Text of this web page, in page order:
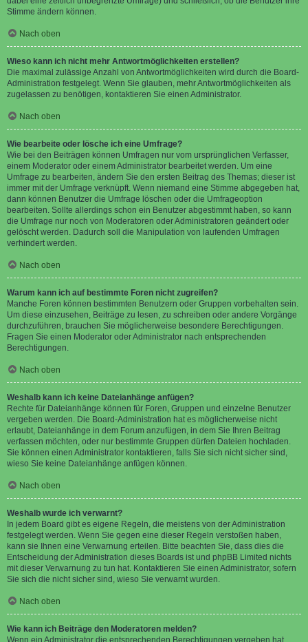
Stimme ändern können.
Nach oben
Wieso kann ich nicht mehr Antwortmöglichkeiten erstellen?
Die maximal zulässige Anzahl von Antwortmöglichkeiten wird durch die Board-
Administration festgelegt. Wenn Sie glauben, mehr Antwortmöglichkeiten als
zugelassen zu benötigen, kontaktieren Sie einen Administrator.
Nach oben
Wie bearbeite oder lösche ich eine Umfrage?
Wie bei den Beiträgen können Umfragen nur vom ursprünglichen Verfasser,
einem Moderator oder einem Administrator bearbeitet werden. Um eine
Umfrage zu bearbeiten, ändern Sie den ersten Beitrag des Themas; dieser ist
immer mit der Umfrage verknüpft. Wenn niemand eine Stimme abgegeben hat,
dann können Benutzer die Umfrage löschen oder die Umfrageoption
bearbeiten. Sollte allerdings schon ein Benutzer abgestimmt haben, so kann
die Umfrage nur noch von Moderatoren oder Administratoren geändert oder
gelöscht werden. Dadurch soll die Manipulation von laufenden Umfragen
verhindert werden.
Nach oben
Warum kann ich auf bestimmte Foren nicht zugreifen?
Manche Foren können bestimmten Benutzern oder Gruppen vorbehalten sein.
Um diese einzusehen, Beiträge zu lesen, zu schreiben oder andere Vorgänge
durchzuführen, brauchen Sie möglicherweise besondere Berechtigungen.
Fragen Sie einen Moderator oder Administrator nach entsprechenden
Berechtigungen.
Nach oben
Weshalb kann ich keine Dateianhänge anfügen?
Rechte für Dateianhänge können für Foren, Gruppen und einzelne Benutzer
vergeben werden. Die Board-Administration hat es möglicherweise nicht
erlaubt, Dateianhänge in dem Forum anzufügen, in dem Sie Ihren Beitrag
verfassen möchten, oder nur bestimmte Gruppen dürfen Dateien hochladen.
Sie können einen Administrator kontaktieren, falls Sie sich nicht sicher sind,
wieso Sie keine Dateianhänge anfügen können.
Nach oben
Weshalb wurde ich verwarnt?
In jedem Board gibt es eigene Regeln, die meistens von der Administration
festgelegt werden. Wenn Sie gegen eine dieser Regeln verstoßen haben,
kann sie Ihnen eine Verwarnung erteilen. Bitte beachten Sie, dass dies die
Entscheidung der Administration dieses Boards ist und phpBB Limited nichts
mit dieser Verwarnung zu tun hat. Kontaktieren Sie einen Administrator, sofern
Sie sich die nicht sicher sind, wieso Sie verwarnt wurden.
Nach oben
Wie kann ich Beiträge den Moderatoren melden?
Wenn ein Administrator die entsprechenden Berechtigungen vergeben hat,